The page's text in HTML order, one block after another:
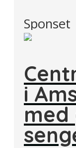
Sponset
i
med